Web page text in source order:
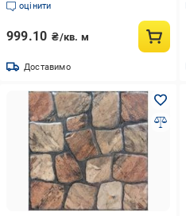
оцінити
999.10 ₴/кв. м
Доставимо